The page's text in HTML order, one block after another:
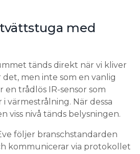
med
tänds direkt när vi kliver
det, men inte som en vanlig
en trådlös IR-sensor som
värmestrålning. När dessa
viss nivå tänds belysningen.
följer branschstandarden
kommunicerar via protokollet